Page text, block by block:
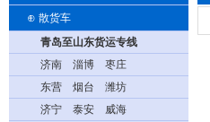
⊕ 散货车
青岛至山东货运专线
济南
淄博
枣庄
东营
烟台
潍坊
济宁
泰安
威海